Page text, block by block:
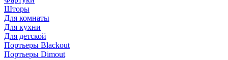
Шторы
Для комнаты
Для кухни
Для детской
Портьеры Blackout
Портьеры Dimout